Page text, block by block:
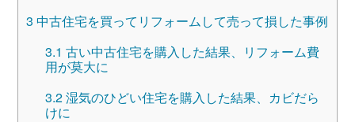
3 中古住宅を買ってリフォームして売って損した事例
3.1 古い中古住宅を購入した結果、リフォーム費
用が莫大に
3.2湿気のひどい住宅を購入した結果、カビだら
けに